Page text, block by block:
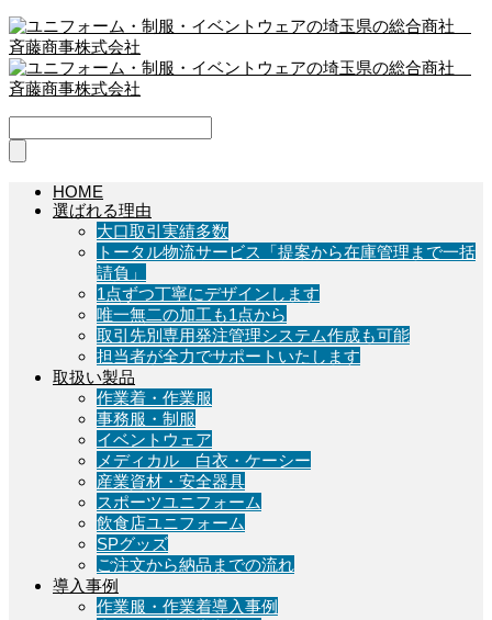
HOME
選ばれる理由
大口取引実績多数
トータル物流サービス「提案から在庫管理まで一括
請負」
1点ずつ丁寧にデザインします
唯一無二の加工も1点から
取引先別専用発注管理システム作成も可能
担当者が全力でサポートいたします
取扱い製品
作業着・作業服
事務服・制服
イベントウェア
メディカル 白衣・ケーシー
産業資材・安全器具
スポーツユニフォーム
飲食店ユニフォーム
SPグッズ
ご注文から納品までの流れ
導入事例
作業服・作業着導入事例